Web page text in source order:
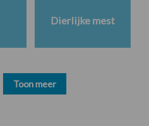
Dierlijke mest
Toon meer